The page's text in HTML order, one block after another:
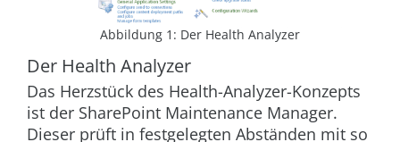
Abbildung 1: Der Health Analyzer
Der Health Analyzer
Das Herzstück des Health-Analyzer-Konzepts
ist der SharePoint Maintenance Manager.
Dieser prüft in festgelegten Abständen mit so